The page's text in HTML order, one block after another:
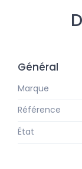
Général
Marque
Référence
État